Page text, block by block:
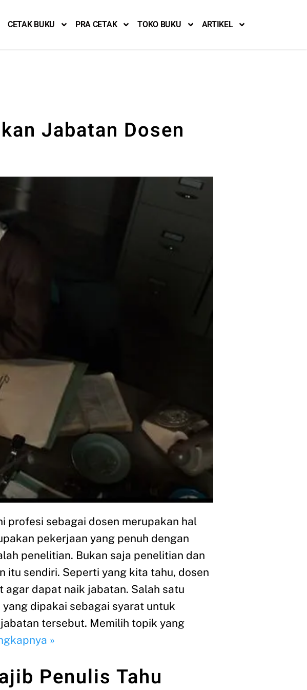
CETAK BUKU PRA CETAK TOKO BUKU ARTIKEL
Jabatan Dosen
profesi sebagai dosen merupakan hal
pekerjaan yang penuh dengan
penelitian. Bukan saja penelitian dan
itu sendiri. Seperti yang kita tahu, dosen
dapat naik jabatan. Salah satu
dipakai sebagai syarat untuk
tersebut. Memilih topik yang
»
Penulis Tahu